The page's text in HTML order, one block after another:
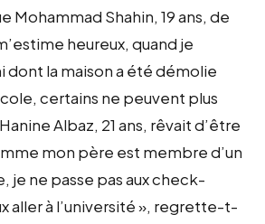
Mohammad Shahin, 19 ans, de
heureux, quand je
dont la maison a été démolie
certains ne peuvent plus
Albaz, 21 ans, rêvait d’être
mon père est membre d’un
je ne passe pas aux check-
aller à l’université », regrette-t-